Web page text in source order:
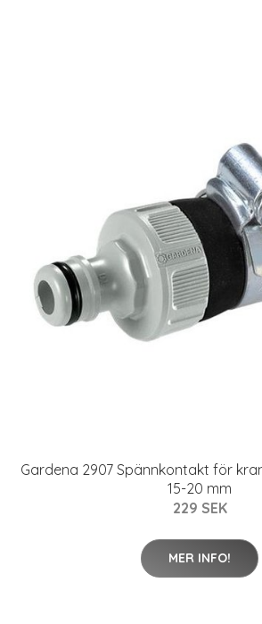
Gardena 2907 Spännkontakt för
15-20 mm
229 SEK
MER INFO!